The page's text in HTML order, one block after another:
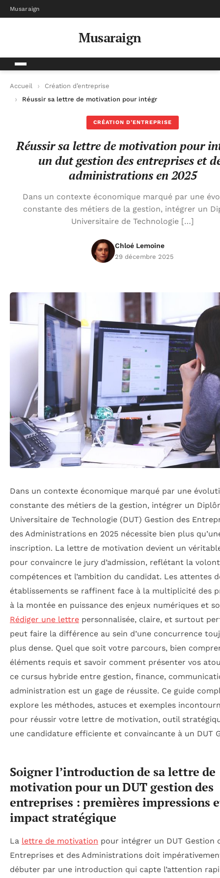
Musaraign
Musaraign
Accueil
Création d’entreprise
Réussir sa lettre de motivation pour intégrer un dut gestion
CRÉATION D’ENTREPRISE
Réussir sa lettre de motivation pour
un dut gestion des entreprises et
administrations en 2025
Dans un contexte économique marqué par une
constante des métiers de la gestion, intégrer un
Universitaire de Technologie […]
Chloé Lemoine
29 décembre 2025
Dans un contexte économique marqué par une
constante des métiers de la gestion, intégrer un
Universitaire de Technologie (DUT) Gestion des
des Administrations en 2025 nécessite bien plus
inscription. La lettre de motivation devient un
pour convaincre le jury d’admission, reflétant la
compétences et l’ambition du candidat. Les attentes
établissements se raffinent face à la multiplicité des
à la montée en puissance des enjeux numériques et
Rédiger une lettre personnalisée, claire, et surtout
peut faire la différence au sein d’une concurrence
plus dense. Quel que soit votre parcours, bien
éléments requis et savoir comment présenter vos
ce cursus hybride entre gestion, finance,
administration est un gage de réussite. Ce guide
explore les méthodes, astuces et exemples
pour réussir votre lettre de motivation, outil
une candidature efficiente et convaincante à un DUT
Soigner l’introduction de sa lettre de
motivation pour un DUT gestion des
entreprises : premières impressions
impact stratégique
La lettre de motivation pour intégrer un DUT Gestion
Entreprises et des Administrations doit
débuter par une introduction qui capte l’attention